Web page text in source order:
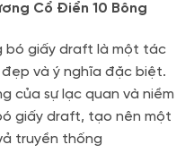
Cổ Điển 10 Bông
bó giấy draft là một tác
và ý nghĩa đặc biệt.
của sự lạc quan và niềm
giấy draft, tạo nên một
truyền thống